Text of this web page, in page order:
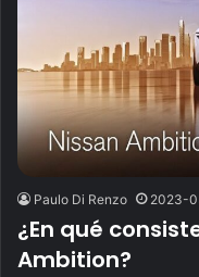
Paulo Di Renzo 2023-
¿En qué
Ambition?